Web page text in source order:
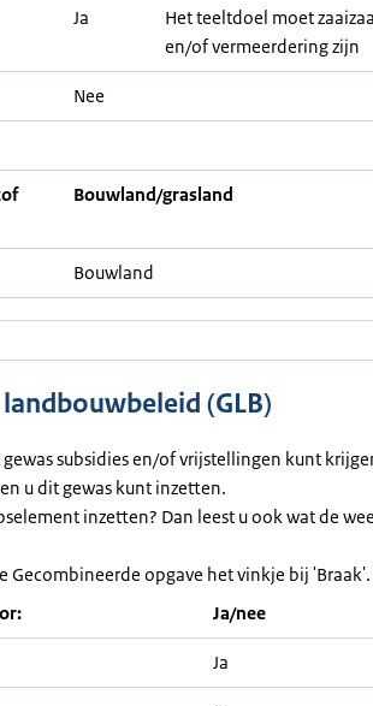
Ja
Het teeltdoel moet
en/of vermeerdering zijn
Nee
Bouwland/grasland
Bouwland
(GLB)
subsidies en/of vrijstellingen kunt
u dit gewas kunt inzetten.
inzetten? Dan leest u ook wat de
Gecombineerde opgave het vinkje bij 'Braak'.
Ja/nee
Ja